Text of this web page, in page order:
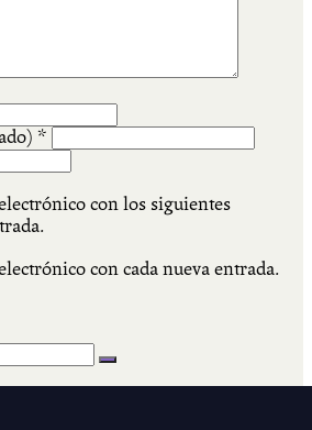
*
con los siguientes
con cada nueva entrada.